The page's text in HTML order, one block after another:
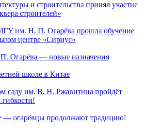
и строительства принял участие
строителей»
им. Н. П. Огарёва прошла обучение
центре «Сириус»
Огарёва — новые назначения
школе в Китае
саду им. В. Н. Ржавитина пройдёт
— огарёвцы продолжают традицию!